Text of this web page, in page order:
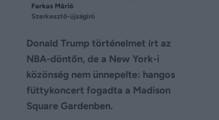
Farkas Márió
Szerkesztő-újságíró
Donald Trump történelmet írt az
NBA-döntőn, de a New York-i
közönség nem ünnepelte: hangos
füttykoncert fogadta a Madison
Square Gardenben.